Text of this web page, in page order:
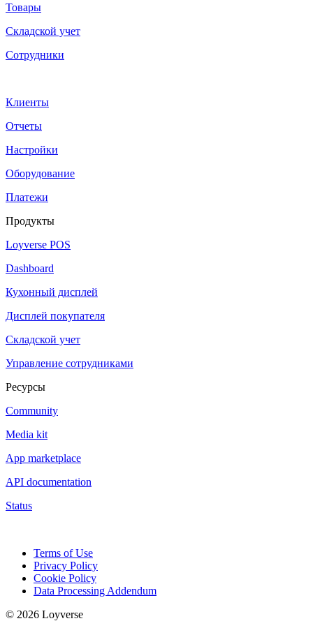
Товары
Cкладской учет
Сотрудники
Клиенты
Отчеты
Настройки
Оборудование
Платежи
Продукты
Loyverse POS
Dashboard
Кухонный дисплей
Дисплей покупателя
Складской учет
Управление сотрудниками
Ресурсы
Community
Media kit
App marketplace
API documentation
Status
Terms of Use
Privacy Policy
Cookie Policy
Data Processing Addendum
© 2026 Loyverse